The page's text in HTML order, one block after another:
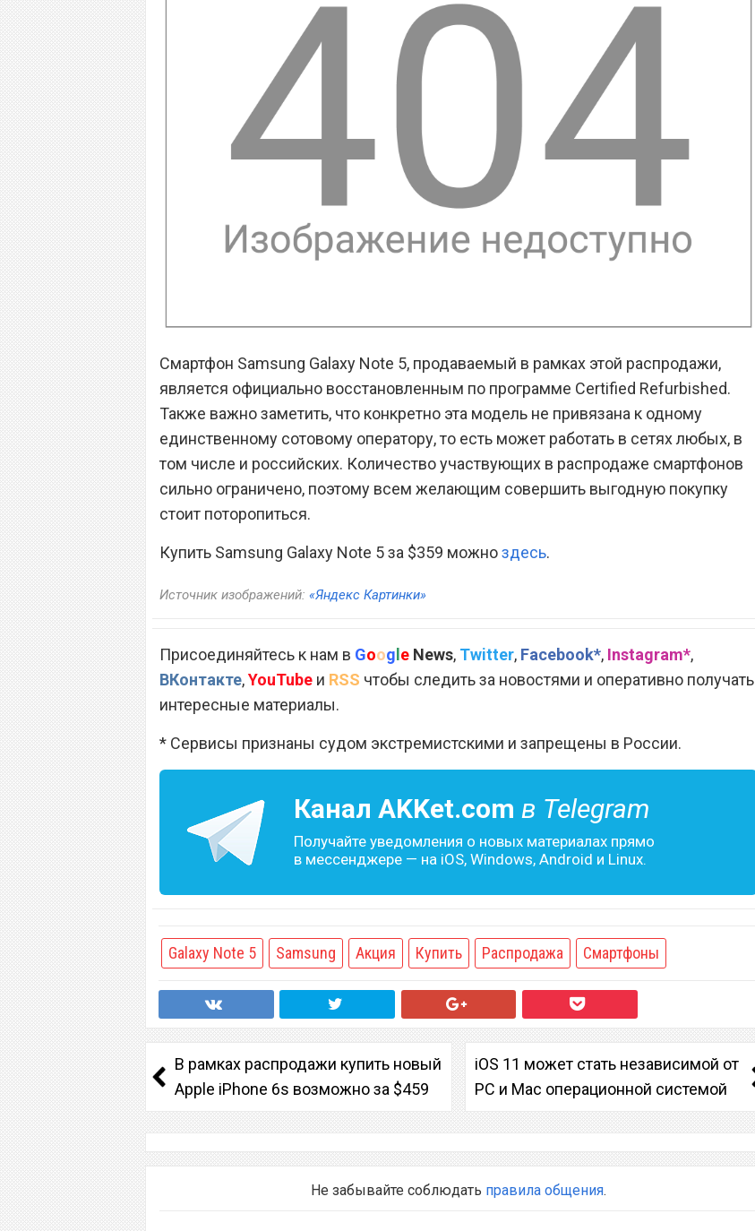
Смартфон Samsung Galaxy Note 5, продаваемый в рамках этой распродажи,
является официально восстановленным по программе Certified Refurbished.
Также важно заметить, что конкретно эта модель не привязана к одному
единственному сотовому оператору, то есть может работать в сетях любых, в
том числе и российских. Количество участвующих в распродаже смартфонов
сильно ограничено, поэтому всем желающим совершить выгодную покупку
стоит поторопиться.
Купить Samsung Galaxy Note 5 за $359 можноздесь.
Источник изображений: «Яндекс Картинки»
Присоединяйтесь к нам в Goog e News, Twitter, Facebook*, Instagram*,
ВКонтакте,YouTube и RSS чтобы следить за новостями и оперативно получать
интересные материалы.
* Сервисы признаны судом экстремистскими и запрещены в России.
Канал AKKet.com в Telegram
Получайте уведомления о новых материалах прямо
в мессенджере — на iOS, Windows, Android и Linux.
Galaxy Note 5 Samsung Акция Купить Распродажа Смартфоны
В рамках распродажи купить новый
Apple iPhone 6s возможно за $459
iOS 11 может стать независимой от
PC и Mac операционной системой
Не забывайте соблюдать правила общения.